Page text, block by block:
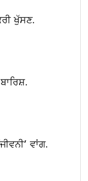
ਖੁੱਸਣ.
ਵਾਂਗ.